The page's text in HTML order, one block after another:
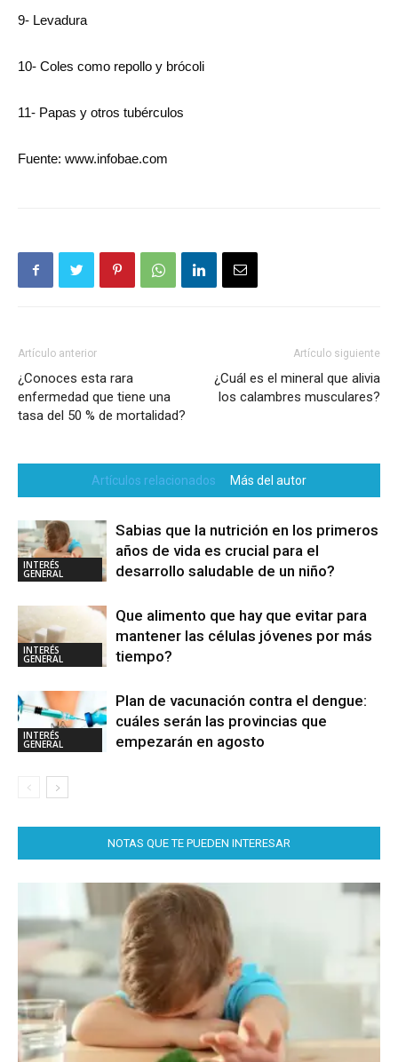
9- Levadura
10- Coles como repollo y brócoli
11- Papas y otros tubérculos
Fuente: www.infobae.com
Artículo anterior
¿Conoces esta rara
enfermedad que tiene una
tasa del 50 % de mortalidad?
Artículo siguiente
¿Cuál es el mineral que alivia
los calambres musculares?
Artículos relacionados Más del autor
INTERÉS
GENERAL
Sabias que la nutrición en los primeros
años de vida es crucial para el
desarrollo saludable de un niño?
INTERÉS
GENERAL
Que alimento que hay que evitar para
mantener las células jóvenes por más
tiempo?
INTERÉS
GENERAL
Plan de vacunación contra el dengue:
cuáles serán las provincias que
empezarán en agosto
NOTAS QUE TE PUEDEN INTERESAR